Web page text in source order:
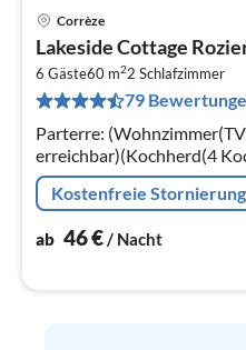
Corrèze
Lakeside Cottage
6 Gäste60 m22 Schlafzimmer
79
Parterre:
erreichbar)(Kochherd(4
Backofen, Mikrowelle,
Kühl-/Gefrierkombination)
Kostenfreie Stornierung
ab 46€/ Nacht